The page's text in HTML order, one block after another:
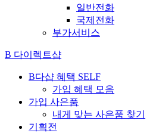
일반전화
국제전화
부가서비스
B 다이렉트샵
B다샵 혜택 SELF
가입 혜택 모음
가입 사은품
내게 맞는 사은품 찾기
기획전